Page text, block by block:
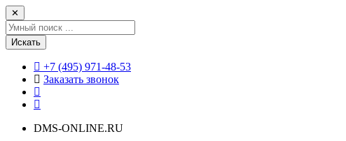
✕
Искать
+7 (495) 971-48-53
Заказать звонок
DMS-ONLINE.RU